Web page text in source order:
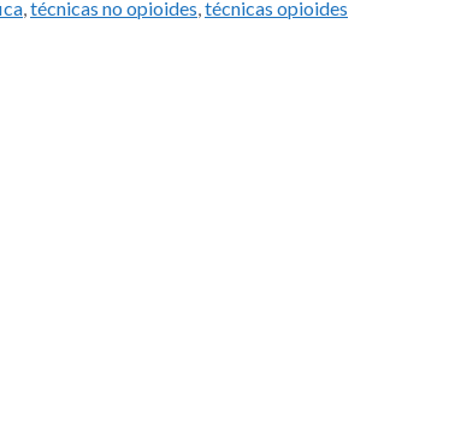
,técnicas no opioides,técnicas opioides